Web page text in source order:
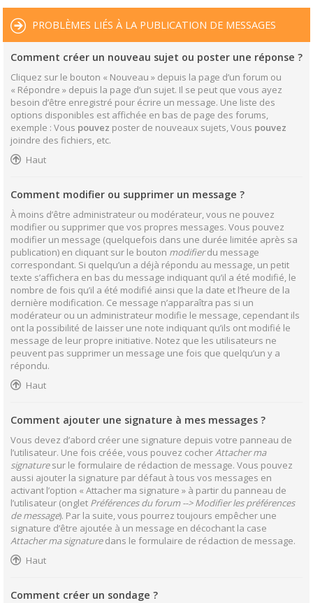
PROBLÈMES LIÉS À LA PUBLICATION DE MESSAGES
Comment créer un nouveau sujet ou poster une réponse ?
Cliquez sur le bouton « Nouveau » depuis la page d’un forum ou
« Répondre » depuis la page d’un sujet. Il se peut que vous ayez
besoin d’être enregistré pour écrire un message. Une liste des
options disponibles est affichée en bas de page des forums,
exemple : Vous pouvez poster de nouveaux sujets, Vous pouvez
joindre des fichiers, etc.
Haut
Comment modifier ou supprimer un message ?
À moins d’être administrateur ou modérateur, vous ne pouvez
modifier ou supprimer que vos propres messages. Vous pouvez
modifier un message (quelquefois dans une durée limitée après sa
publication) en cliquant sur le bouton modifierdu message
correspondant. Si quelqu’un a déjà répondu au message, un petit
texte s’affichera en bas du message indiquant qu’il a été modifié, le
nombre de fois qu’il a été modifié ainsi que la date et l’heure de la
dernière modification. Ce message n’apparaîtra pas si un
modérateur ou un administrateur modifie le message, cependant ils
ont la possibilité de laisser une note indiquant qu’ils ont modifié le
message de leur propre initiative. Notez que les utilisateurs ne
peuvent pas supprimer un message une fois que quelqu’un y a
répondu.
Haut
Comment ajouter une signature à mes messages ?
Vous devez d’abord créer une signature depuis votre panneau de
l’utilisateur. Une fois créée, vous pouvez cocherAttacher ma
signaturesur le formulaire de rédaction de message. Vous pouvez
aussi ajouter la signature par défaut à tous vos messages en
activant l’option « Attacher ma signature » à partir du panneau de
l’utilisateur (onglet Préférences du forum --> Modifier les préférences
de message). Par la suite, vous pourrez toujours empêcher une
signature d’être ajoutée à un message en décochant la case
Attacher ma signaturedans le formulaire de rédaction de message.
Haut
Comment créer un sondage ?